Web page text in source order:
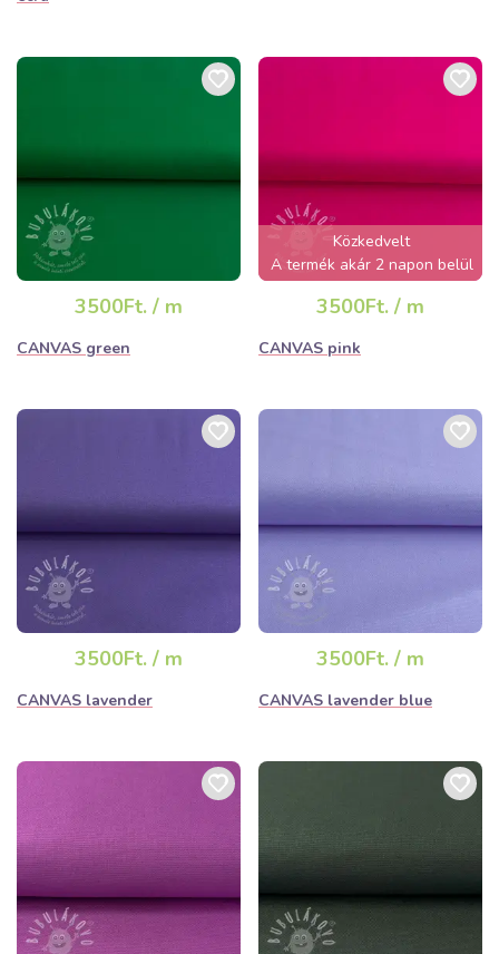
3500Ft. / m
CANVAS green
Közkedvelt
A termék akár 2 napon belül
elfogyhat!
3500Ft. / m
CANVAS pink
3500Ft. / m
CANVAS lavender
3500Ft. / m
CANVAS lavender blue